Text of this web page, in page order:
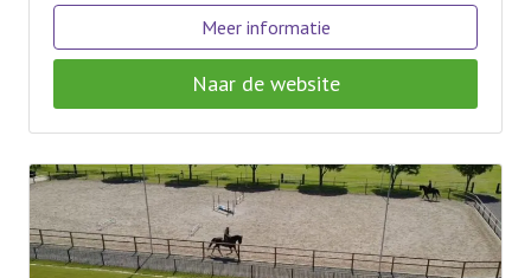
Meer informatie
Naar de website